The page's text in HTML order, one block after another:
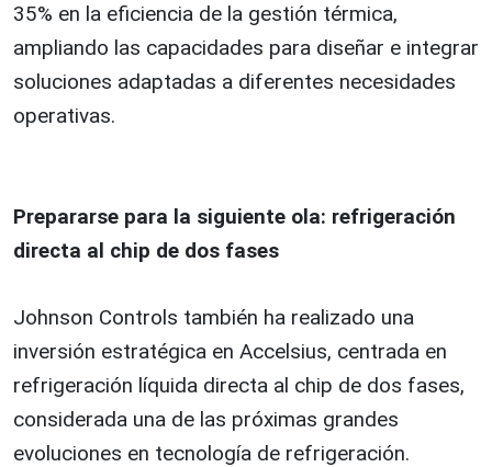
35% en la eficiencia de la gestión térmica,
ampliando las capacidades para diseñar e integrar
soluciones adaptadas a diferentes necesidades
operativas.
Prepararse para la siguiente ola: refrigeración
directa al chip de dos fases
Johnson Controls también ha realizado una
inversión estratégica en Accelsius, centrada en
refrigeración líquida directa al chip de dos fases,
considerada una de las próximas grandes
evoluciones en tecnología de refrigeración.